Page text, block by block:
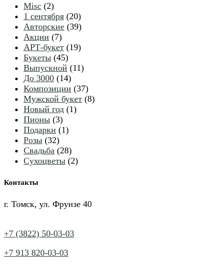
Misc 22
товара
1 сентября 2020
товаров
Авторские 3939
Акции 77
товаров
АРТ-букет 1919
Букеты 4545
товаров
Выпускной 1111
До 3000 1414
товаров
Композиции 3737
товаров
Мужской букет 88
Новый год 11
Пионы 33
товара
Подарки 11
Розы 3232
товара
Свадьба 2828
товаров
Сухоцветы 22
Контакты
г. Томск, ул. Фрунзе 40
+7 (3822) 50-03-03
+7 913 820-03-03